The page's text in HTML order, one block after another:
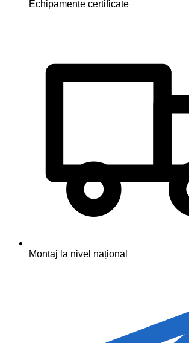
Echipamente certificate
Montaj la nivel național